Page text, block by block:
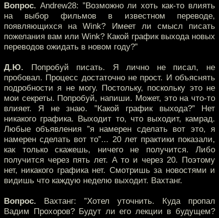
Вопрос. Andrew28: ”Возможно ли хоть как-то влиять
на выбор фильмов в известном переводе,
появляющихся на Wink? Имеет ли смысл писать
пожелания вам или Wink? Какой график выхода новых
переводов ожидать в новом году?”
Д.Ю. Попробуй писать. Я лично не писал, не
пробовал. Процесс достаточно не прост. И объяснять
подробности я не могу. Постольку, поскольку это не
мои секреты. Попробуй, напиши. Может, это на что-то
влияет. Я не знаю. ”Какой график выхода?” Нет
никакого графика. Выходит то, что выходит, камрад.
Любые объявления ”я намерен сделать вот это, я
намерен сделать вот то”... 20 лет практики показали,
как только скажешь, ничего не получится. Либо
получится через пять лет. А то и через 20. Поэтому
нет, никакого графика нет. Смотришь за новостями и
видишь что каждую неделю выходит. Вахтанг.
Вопрос. Вахтанг: ”Хотел уточнить. Куда пропал
Вадим Прохоров? Будут ли его лекции в будущем?